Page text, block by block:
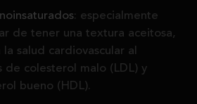
: especialmente
de tener una textura aceitosa,
salud cardiovascular al
de colesterol malo (LDL) y
bueno (HDL).